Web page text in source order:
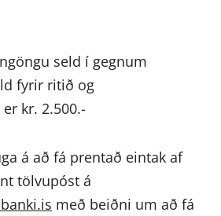
seld í gegnum
fyrir ritið og
kr. 2.500.-
á að fá prentað eintak af
tölvupóst á
með beiðni um að fá